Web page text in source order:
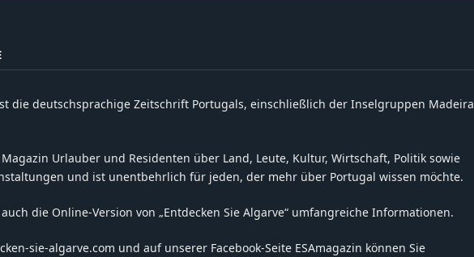
ist die deutschsprachige Zeitschrift Portugals, einschließlich der Inselgruppen Madeira
Urlauber und Residenten über Land, Leute, Kultur, Wirtschaft, Politik sowie
und ist unentbehrlich für jeden, der mehr über Portugal wissen möchte.
die Online-Version von „Entdecken Sie Algarve“ umfangreiche Informationen.
sie-algarve.com und auf unserer Facebook-Seite ESAmagazin können Sie